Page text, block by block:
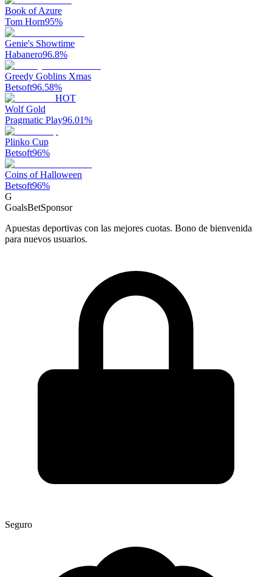
Book of Azure
Tom Horn95%
Genie's Showtime
Habanero96.8%
Greedy Goblins Xmas
Betsoft96.58%
HOT
Wolf Gold
Pragmatic Play96.01%
Plinko Cup
Betsoft96%
Coins of Halloween
Betsoft96%
G
GoalsBetSponsor
Apuestas deportivas con las mejores cuotas. Bono de bienvenida
para nuevos usuarios.
Seguro